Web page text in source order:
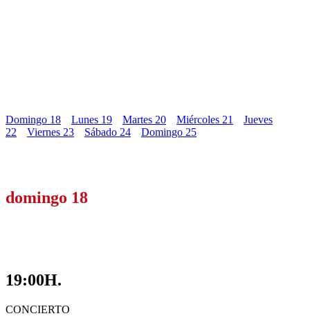
Domingo 18 Lunes 19 Martes 20 Miércoles 21
Jueves
22
Viernes 23 Sábado 24 Domingo 25
domingo 18
19:00H.
CONCIERTO